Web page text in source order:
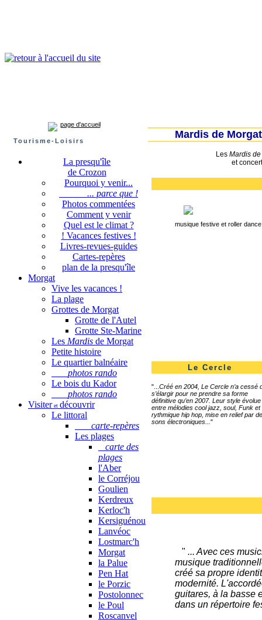
page d'accueil
Tourisme-Loisirs
La presqu'île
de Crozon
Pourquoi y venir...
... parce que !
Photos commentées
Comment y venir
Quel est le climat ?
! Vacances festives !
Livres-revues-guides
Cartes-repères
plan de la presqu'île
Morgat
Vive les vacances !
La plage
Grottes de Morgat
Grotte de l'Autel
Grotte Ste-Marine
Les Mardis de Morgat
Petite histoire
Le quartier balnéaire
photos rando
Le bois du Kador
photos rando
Visiteret découvrir
Le littoral
carte-repères
Les plages
carte des
plages
l'Aber
le Corréjou
Goulien
Kerdreux
Kerloc'h
Kersiguénou
Lanvéoc
Lostmarc'h
Morgat
la Palue
Pen Hat
le Porzic
Postolonnec
le Poul
Roscanvel
Mardis de
Les Mardis
et
musique festive et roller
Le Cercle
"... Créé en 2004, Le Cercle n’a cessé
s’élargir pour ne prendre sa forme
définitive qu’en 2007. Leur style évolue
entre mélodies cool jazz, soul, Funk et
rythmique hip hop, mise en relief par
sons électroniques... "
" ... Avec ces
musique
créé sa propre
modernité.
guitares, à la basse
dans un répertoire